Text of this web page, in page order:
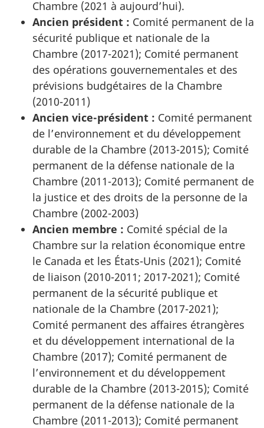
Chambre (2021 à aujourd’hui).
Ancien président : Comité permanent de la
sécurité publique et nationale de la
Chambre (2017-2021); Comité permanent
des opérations gouvernementales et des
prévisions budgétaires de la Chambre
(2010-2011)
Ancien vice-président : Comité permanent
de l’environnement et du développement
durable de la Chambre (2013-2015); Comité
permanent de la défense nationale de la
Chambre (2011-2013); Comité permanent de
la justice et des droits de la personne de la
Chambre (2002-2003)
Ancien membre : Comité spécial de la
Chambre sur la relation économique entre
le Canada et les États-Unis (2021); Comité
de liaison (2010-2011; 2017-2021); Comité
permanent de la sécurité publique et
nationale de la Chambre (2017-2021);
Comité permanent des affaires étrangères
et du développement international de la
Chambre (2017); Comité permanent de
l’environnement et du développement
durable de la Chambre (2013-2015); Comité
permanent de la défense nationale de la
Chambre (2011-2013); Comité permanent